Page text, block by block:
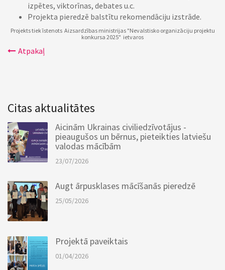
izpētes, viktorīnas, debates u.c.
Projekta pieredzē balstītu rekomendāciju izstrāde.
Projektstiek īstenots Aizsardzības ministrijas "Nevalstisko organizāciju projektu
konkursa 2025" ietvaros
Atpakaļ
Citas aktualitātes
Aicinām Ukrainas civiliedzīvotājus -
pieaugušos un bērnus, pieteikties latviešu
valodas mācībām
23/07/2026
Augt ārpusklases mācīšanās pieredzē
25/05/2026
Projektā paveiktais
01/04/2026